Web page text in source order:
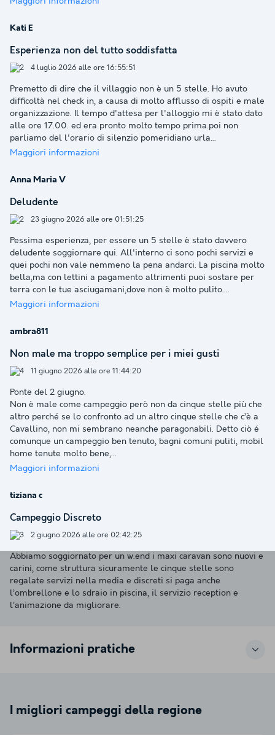
Kati E
Esperienza non del tutto soddisfatta
4 luglio 2026 alle ore 16:55:51
Premetto di dire che il villaggio non è un 5 stelle. Ho avuto
difficoltà nel check in, a causa di molto afflusso di ospiti e male
organizzazione. Il tempo d'attesa per l'alloggio mi è stato dato
alle ore 17.00. ed era pronto molto tempo prima.poi non
parliamo del l'orario di silenzio pomeridiano urla...
Maggiori informazioni
Anna Maria V
Deludente
23 giugno 2026 alle ore 01:51:25
Pessima esperienza, per essere un 5 stelle è stato davvero
deludente soggiornare qui. All'interno ci sono pochi servizi e
quei pochi non vale nemmeno la pena andarci. La piscina molto
bella,ma con lettini a pagamento altrimenti puoi sostare per
terra con le tue asciugamani,dove non è molto pulito....
Maggiori informazioni
ambra811
Non male ma troppo semplice per i miei gusti
11 giugno 2026 alle ore 11:44:20
Ponte del 2 giugno.
Non è male come campeggio però non da cinque stelle più che
altro perché se lo confronto ad un altro cinque stelle che c’è a
Cavallino, non mi sembrano neanche paragonabili. Detto ciò é
comunque un campeggio ben tenuto, bagni comuni puliti, mobil
home tenute molto bene,...
Maggiori informazioni
tiziana c
Campeggio Discreto
2 giugno 2026 alle ore 02:42:25
Abbiamo soggiornato per un w.end i maxi caravan sono nuovi e
carini, come struttura sicuramente le cinque stelle sono
regalate servizi nella media e discreti si paga anche
l’ombrellone e lo sdraio in piscina, il servizio reception e
l’animazione da migliorare.
Informazioni pratiche
I migliori campeggi della regione